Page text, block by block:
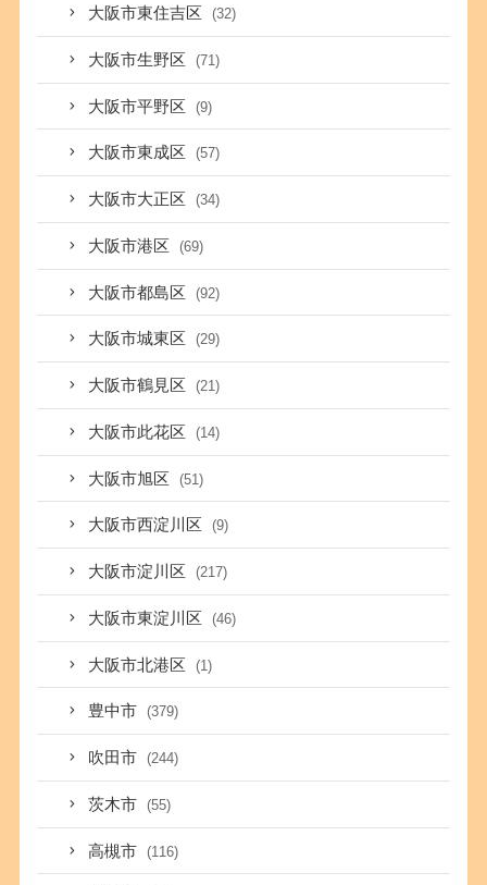
大阪市東住吉区 (32)
大阪市生野区 (71)
大阪市平野区 (9)
大阪市東成区 (57)
大阪市大正区 (34)
大阪市港区 (69)
大阪市都島区 (92)
大阪市城東区 (29)
大阪市鶴見区 (21)
大阪市此花区 (14)
大阪市旭区 (51)
大阪市西淀川区 (9)
大阪市淀川区 (217)
大阪市東淀川区 (46)
大阪市北港区 (1)
豊中市 (379)
吹田市 (244)
茨木市 (55)
高槻市 (116)